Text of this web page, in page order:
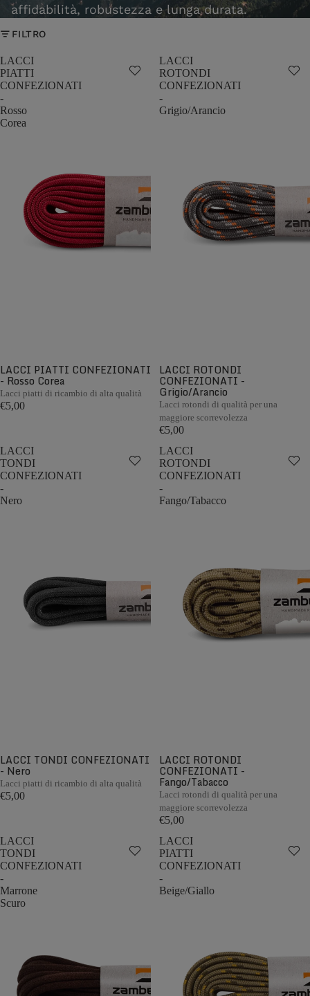
affidabilità, robustezza e lunga durata.
FILTRO
LACCI
PIATTI
CONFEZIONATI
-
Rosso
Corea
LACCI PIATTI CONFEZIONATI
- Rosso Corea
Lacci piatti di ricambio di alta qualità
€5,00
LACCI
ROTONDI
CONFEZIONATI
-
Grigio/Arancio
LACCI ROTONDI
CONFEZIONATI -
Grigio/Arancio
Lacci rotondi di qualità per una
maggiore scorrevolezza
€5,00
LACCI
TONDI
CONFEZIONATI
-
Nero
LACCI TONDI CONFEZIONATI
- Nero
Lacci piatti di ricambio di alta qualità
€5,00
LACCI
ROTONDI
CONFEZIONATI
-
Fango/Tabacco
LACCI ROTONDI
CONFEZIONATI -
Fango/Tabacco
Lacci rotondi di qualità per una
maggiore scorrevolezza
€5,00
LACCI
TONDI
CONFEZIONATI
-
Marrone
Scuro
LACCI
PIATTI
CONFEZIONATI
-
Beige/Giallo